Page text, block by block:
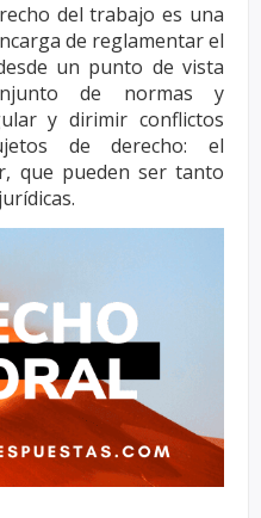
del trabajo es una
de reglamentarel
un punto de vista
de normas y
y dirimir conflictos
de derecho: el
que pueden ser tanto